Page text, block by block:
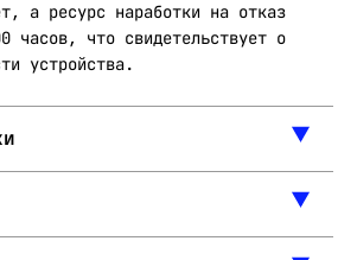
а ресурс наработки на отказ
часов, что свидетельствует о
устройства.